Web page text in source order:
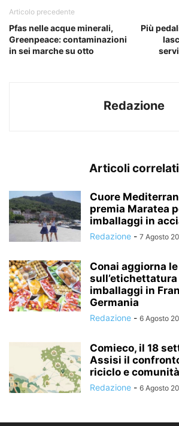
Articolo precedente
Pfas nelle acque minerali,
Greenpeace: contaminazioni
in sei marche su otto
Più
Redazione
Articoli correlati
Cuore
premia Maratea
imballaggi in
Redazione - 7 Agosto
Conai aggiorna
imballaggi in
Germania
Redazione - 6 Agosto
Comieco, il 18
Assisi il
riciclo e comunità
Redazione - 6 Agosto